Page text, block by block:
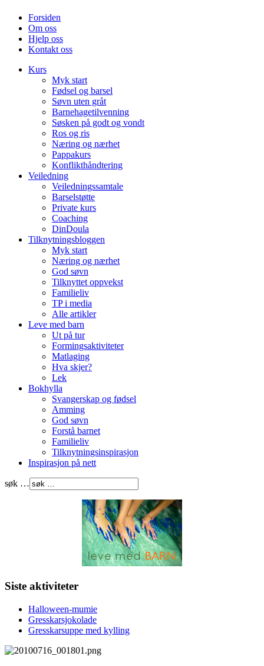
Forsiden
Om oss
Hjelp oss
Kontakt oss
Kurs
Myk start
Fødsel og barsel
Søvn uten gråt
Barnehagetilvenning
Søsken på godt og vondt
Ros og ris
Næring og nærhet
Pappakurs
Konflikthåndtering
Veiledning
Veiledningssamtale
Barselstøtte
Private kurs
Coaching
DinDoula
Tilknytningsbloggen
Myk start
Næring og nærhet
God søvn
Tilknyttet oppvekst
Familieliv
TP i media
Alle artikler
Leve med barn
Ut på tur
Formingsaktiviteter
Matlaging
Hva skjer?
Lek
Bokhylla
Svangerskap og fødsel
Amming
God søvn
Forstå barnet
Familieliv
Tilknytningsinspirasjon
Inspirasjon på nett
søk …
Siste aktiviteter
Halloween-mumie
Gresskarsjokolade
Gresskarsuppe med kylling